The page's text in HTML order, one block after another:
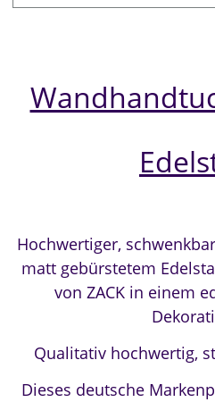
Hochwertiger,
matt gebürstetem
von ZACK in einem
Qualitativ hochwertig,
Dieses deutsche